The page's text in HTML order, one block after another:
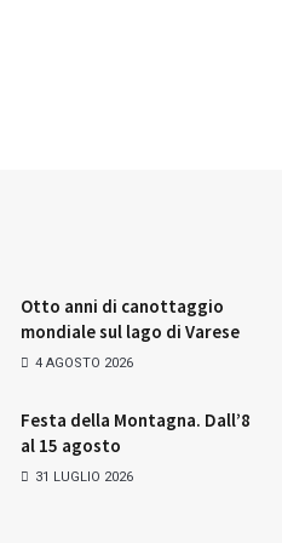
Otto anni di canottaggio
mondiale sul lago di Varese
4 AGOSTO 2026
Festa della Montagna. Dall’8
al 15 agosto
31 LUGLIO 2026